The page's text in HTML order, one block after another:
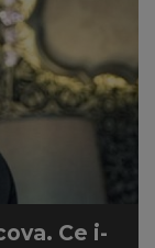
Ce i-